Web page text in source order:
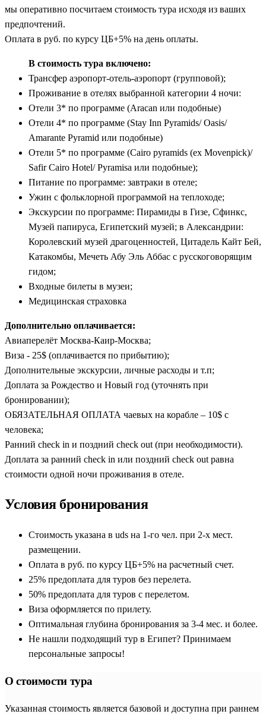
мы оперативно посчитаем стоимость тура исходя из ваших
предпочтений.
Оплата в руб. по курсу ЦБ+5% на день оплаты.
В стоимость тура включено:
Трансфер аэропорт-отель-аэропорт (групповой);
Проживание в отелях выбранной категории 4 ночи:
Отели 3* по программе (Aracan или подобные)
Отели 4* по программе (Stay Inn Pyramids/ Oasis/
Amarante Pyramid или подобные)
Отели 5* по программе (Cairo pyramids (ex Movenpick)/
Safir Cairo Hotel/ Pyramisa или подобные);
Питание по программе: завтраки в отеле;
Ужин с фольклорной программой на теплоходе;
Экскурсии по программе: Пирамиды в Гизе, Сфинкс,
Музей папируса, Египетский музей; в Александрии:
Королевский музей драгоценностей, Цитадель Кайт Бей,
Катакомбы, Мечеть Абу Эль Аббас с русскоговорящим
гидом;
Входные билеты в музеи;
Медицинская страховка
Дополнительно оплачивается:
Авиаперелёт Москва-Каир-Москва;
Виза - 25$ (оплачивается по прибытию);
Дополнительные экскурсии, личные расходы и т.п;
Доплата за Рождество и Новый год (уточнять при
бронировании);
ОБЯЗАТЕЛЬНАЯ ОПЛАТА чаевых на корабле – 10$ с
человека;
Ранний check in и поздний check out (при необходимости).
Доплата за ранний check in или поздний check out равна
стоимости одной ночи проживания в отеле.
Условия бронирования
Стоимость указана в uds на 1-го чел. при 2-х мест.
размещении.
Оплата в руб. по курсу ЦБ+5% на расчетный счет.
25% предоплата для туров без перелета.
50% предоплата для туров с перелетом.
Виза оформляется по прилету.
Оптимальная глубина бронирования за 3-4 мес. и более.
Не нашли подходящий тур в Египет? Принимаем
персональные запросы!
О стоимости тура
Указанная стоимость является базовой и доступна при раннем